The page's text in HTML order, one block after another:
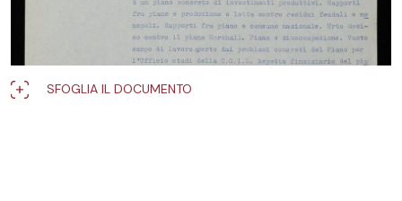
SFOGLIA IL DOCUMENTO